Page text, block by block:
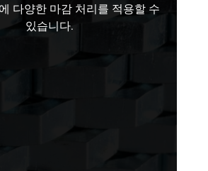
다양한 마감 처리를 적용할 수
있습니다.